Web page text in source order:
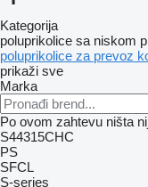
Kategorija
poluprikolice sa niskom
poluprikolice za prevoz
prikaži sve
Marka
Po ovom zahtevu ništa
S44315CHC
PS
SFCL
S-series